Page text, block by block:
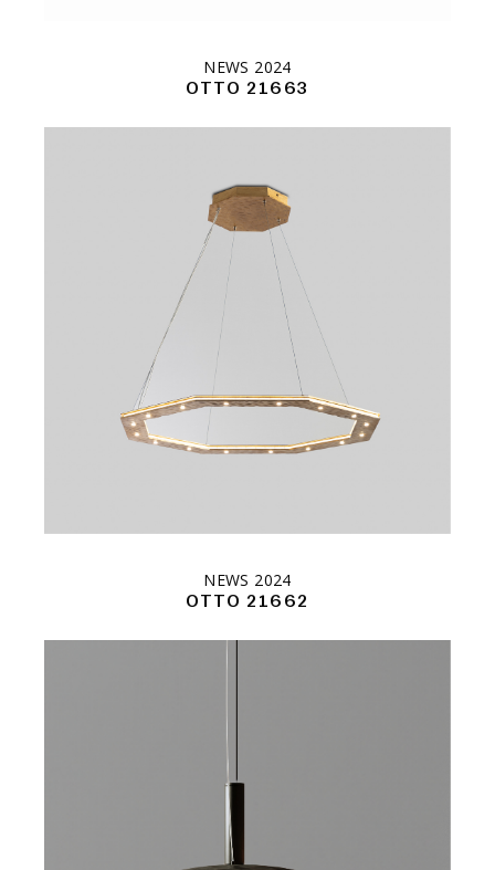
NEWS 2024
OTTO 21663
NEWS 2024
OTTO 21662